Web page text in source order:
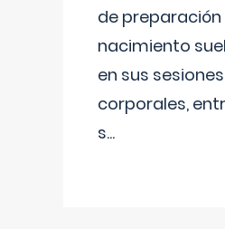
de preparación
nacimiento
en sus
corporales,
s...